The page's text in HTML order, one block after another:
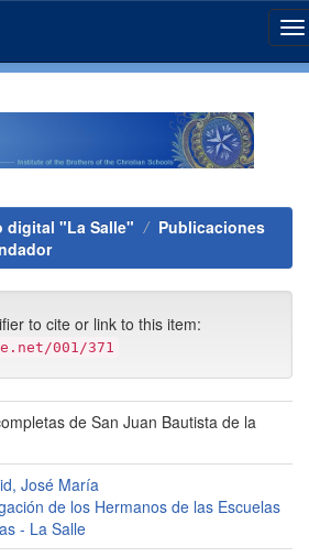
digital "La Salle"
Publicaciones
to cite or link to this item:
001/371
de San Juan Bautista de la
José María
de los Hermanos de las Escuelas
- La Salle